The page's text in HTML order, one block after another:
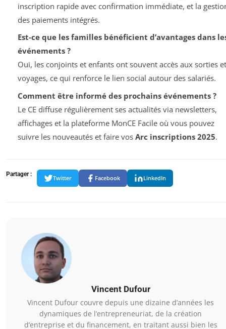
inscription rapide avec confirmation immédiate, et la
des paiements intégrés.
Est-ce que les familles bénéficient d’avantages dans
événements ?
Oui, les conjoints et enfants ont souvent accès aux sorties et
voyages, ce qui renforce le lien social autour des salariés.
Comment être informé des prochains événements ?
Le CE diffuse régulièrement ses actualités via newsletters,
affichages et la plateforme MonCE Facile où vous pouvez
suivre les nouveautés et faire vos Arc inscriptions 2025.
Partager :
Twitter Facebook LinkedIn
Vincent Dufour
Vincent Dufour couvre depuis une dizaine d’années les
dynamiques de l’entrepreneuriat, de la création
d’entreprise et du financement, en traitant aussi bien les